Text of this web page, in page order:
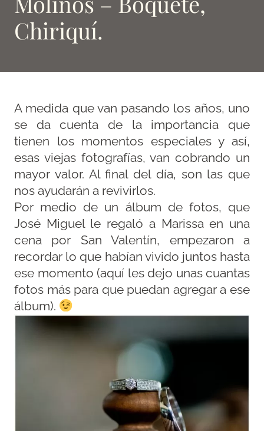
Chiriquí.
A medida que van pasando los años, uno
se da cuenta de la importancia que
tienen los momentos especiales y así,
esas viejas fotografías, van cobrando un
mayor valor. Al final del día, son las que
nos ayudarán a revivirlos.
Por medio de un álbum de fotos, que
José Miguel le regaló a Marissa en una
cena por San Valentín, empezaron a
recordar lo que habían vivido juntos hasta
ese momento (aquí les dejo unas cuantas
fotos más para que puedan agregar a ese
álbum).